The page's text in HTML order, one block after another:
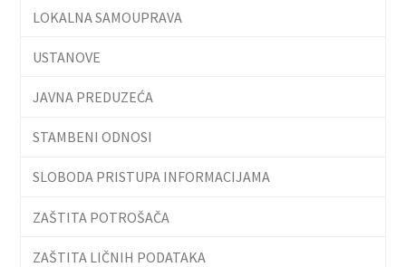
LOKALNA SAMOUPRAVA
USTANOVE
JAVNA PREDUZEĆA
STAMBENI ODNOSI
SLOBODA PRISTUPA INFORMACIJAMA
ZAŠTITA POTROŠAČA
ZAŠTITA LIČNIH PODATAKA